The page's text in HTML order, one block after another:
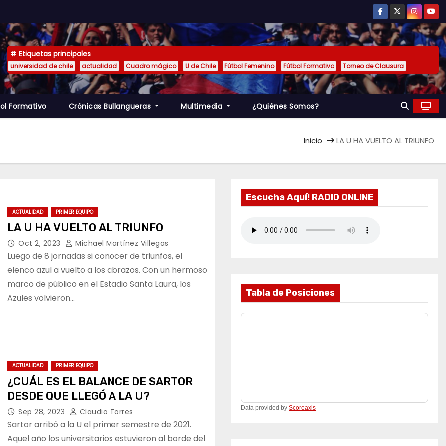
Etiquetas principales
universidad de chile actualidad Cuadro mágico U de Chile Fútbol Femenino Fútbol Formativo Torneo de Clausura
Formativo Crónicas Bullangueras Multimedia ¿Quiénes Somos?
Inicio LA U HA VUELTO AL TRIUNFO
ACTUALIDAD PRIMER EQUIPO
LA U HA VUELTO AL TRIUNFO
Oct 2, 2023 Michael Martínez Villegas
Luego de 8 jornadas si conocer de triunfos, el
elenco azul a vuelto a los abrazos. Con un hermoso
marco de público en el Estadio Santa Laura, los
Azules volvieron…
ACTUALIDAD PRIMER EQUIPO
¿CUÁL ES EL BALANCE DE SARTOR
DESDE QUE LLEGÓ A LA U?
Sep 28, 2023 Claudio Torres
Sartor arribó a la U el primer semestre de 2021.
Aquel año los universitarios estuvieron al borde del
Escucha Aquí! RADIO ONLINE
Tabla de Posiciones
Data provided by Scoreaxis